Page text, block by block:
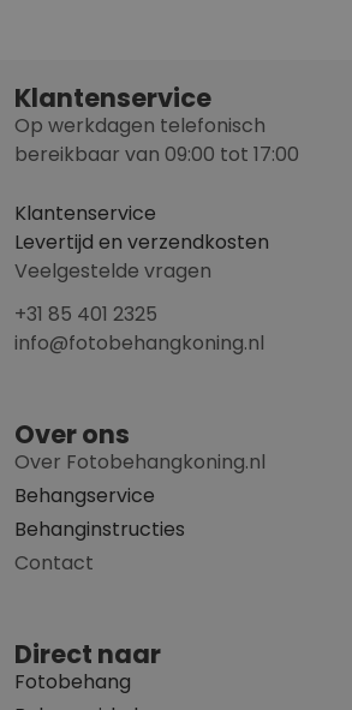
Klantenservice
Op werkdagen telefonisch
bereikbaar van 09:00 tot 17:00
Klantenservice
Levertijd en verzendkosten
Veelgestelde vragen
+31 85 401 2325
info@fotobehangkoning.nl
Over ons
Over Fotobehangkoning.nl
Behangservice
Behanginstructies
Contact
Direct naar
Fotobehang